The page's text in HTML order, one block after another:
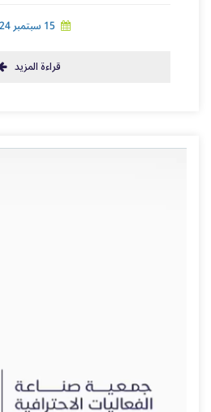
15 سبتمبر 2024
قراءة المزيد